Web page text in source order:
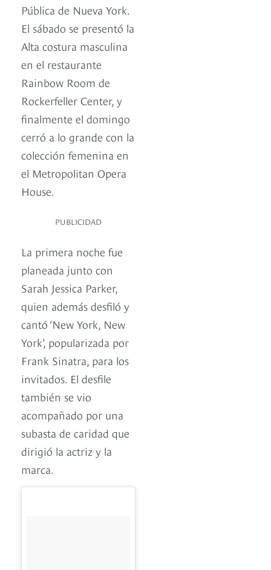
Pública de Nueva York.
El sábado se presentó la
Alta costura masculina
en el restaurante
Rainbow Room de
Rockerfeller Center, y
finalmente el domingo
cerró a lo grande con la
colección femenina en
el Metropolitan Opera
House.
PUBLICIDAD
La primera noche fue
planeada junto con
Sarah Jessica Parker,
quien además desfiló y
cantó ‘New York, New
York’, popularizada por
Frank Sinatra, para los
invitados. El desfile
también se vio
acompañado por una
subasta de caridad que
dirigió la actriz y la
marca.